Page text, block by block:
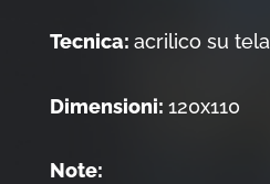
Tecnica: acrilico su tela
Dimensioni: 120x110
Note: